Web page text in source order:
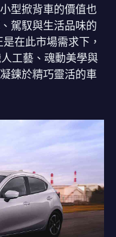
型掀背車的價值也
駕馭與生活品味的
在此市場需求下，
工藝、魂動美學與
鍊於精巧靈活的車